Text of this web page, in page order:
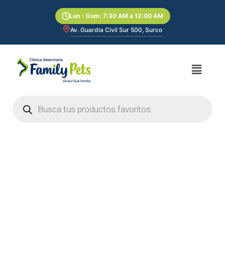
Lun - Dom: 7:30 AM a 12:00 AM
Av. Guardia Civil Sur 500, Surco
Menú
productos